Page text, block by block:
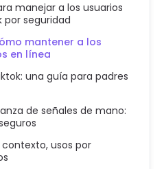
manejar a los usuarios
por seguridad
mantener a los
en línea
una guía para padres
de señales de mano:
usos por